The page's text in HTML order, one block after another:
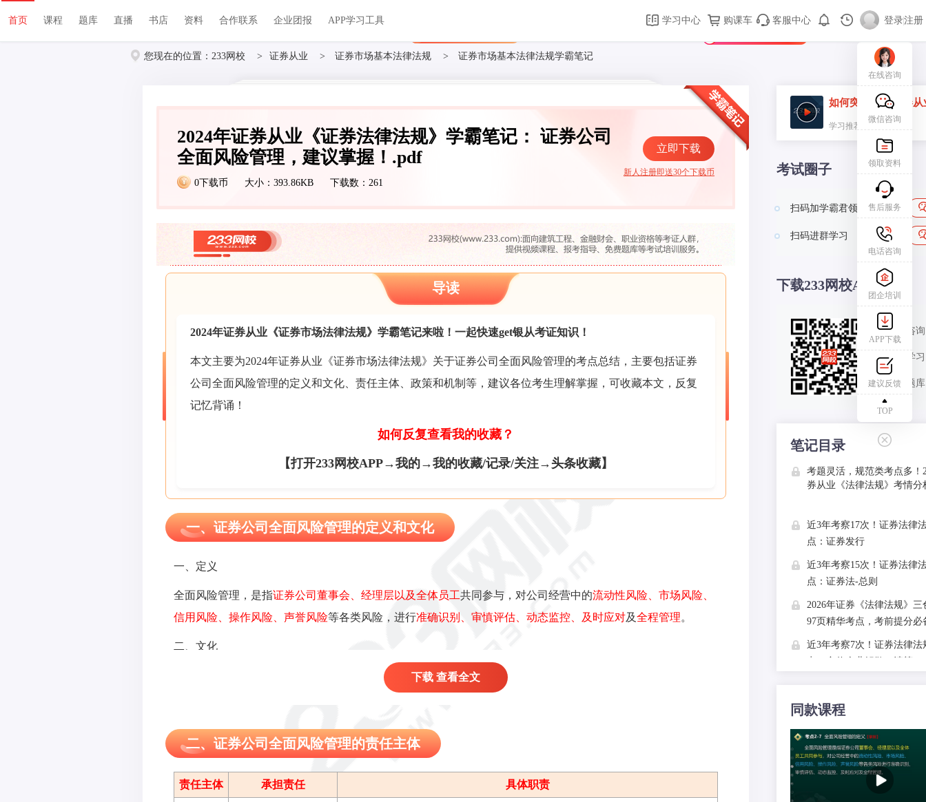
首页 课程 题库 直播 书店 资料 关于我们 帮助中心 购课车 登录/注册
首页 课程 题库 直播 书店 资料 合作联系 企业团报 APP学习工具 学习中心 购课车 客服中心 登录|注册
您现在的位置： 233网校 > 证券从业 > 证券市场基本法律法规 > 证券市场基本法律法规学霸笔记
2024年证券从业《证券法律法规》学霸笔记： 证券公司
全面风险管理，建议掌握！.pdf
0下载币 大小：393.86KB 下载数：261
立即下载
新人注册即送30个下载币
导读
2024年证券从业《证券市场法律法规》学霸笔记来啦！一起快速get银从考证知识！
本文主要为2024年证券从业《证券市场法律法规》关于证券公司全面风险管理的考点总结，主要包括证券
公司全面风险管理的定义和文化、责任主体、政策和机制等，建议各位考生理解掌握，可收藏本文，反复
记忆背诵！
如何反复查看我的收藏？
【打开233网校APP→我的→我的收藏/记录/关注→头条收藏】
一、证券公司全面风险管理的定义和文化
一、定义
全面风险管理，是指证券公司董事会、经理层以及全体员工共同参与，对公司经营中的流动性风险、市场风险、
信用风险、操作风险、声誉风险等各类风险，进行准确识别、审慎评估、动态监控、及时应对及全程管理。
二、文化
的风险文化，形成与本公司相适应的
风险管理理念、价值准则、职业操守，建立
二、证券公司全面风险管理的责任主体
责任主体 承担责任 具体职责
下载 查看全文
如何突破2026证券
学习推荐
考试圈子
扫码加学霸君领资料
扫码进群学习
下载233网校APP
报考咨
课程学
免费题
笔记目录
考题灵活，规范类考点多！
券从业《法律法规》考情分
近3年考察17次！证券法律
点：证券发行
近3年考察15次！证券法律
点：证券法-总则
2026年证券《法律法规》三
97页精华考点，考前提分必
近3年考察7次！证券法律法
点：合伙企业的概念、种类
高频考点：公司财务会计制
要求和内容
2025年考察18次！证券法
同款课程
在线咨询
微信咨询
领取资料
售后服务
电话咨询
团企培训
APP下载
建议反馈
TOP